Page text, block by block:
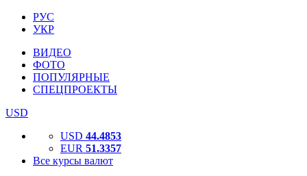
РУС
УКР
ВИДЕО
ФОТО
ПОПУЛЯРНЫЕ
СПЕЦПРОЕКТЫ
USD
USD 44.4853
EUR 51.3357
Все курсы валют